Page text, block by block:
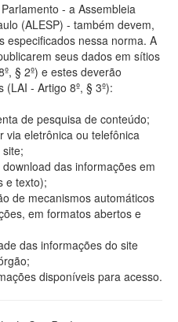
- a Assembleia
(ALESP) - também devem,
especificados nessa norma. A
seus dados em sítios
§ 2º) e estes deverão
- Artigo 8º, § 3º):
de pesquisa de conteúdo;
via eletrônica ou telefônica
das informações em
e texto);
de mecanismos automáticos
em formatos abertos e
das informações do site
disponíveis para acesso.